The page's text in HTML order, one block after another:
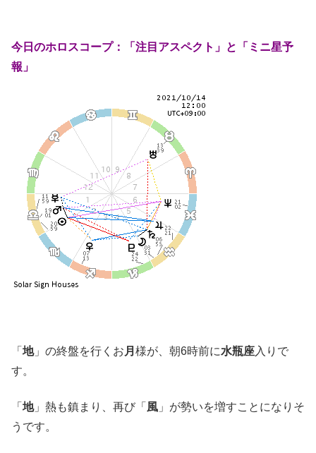
今日のホロスコープ：「注目アスペクト」と「ミニ星予
報」
「 地」の終盤を行くお 月 様が、朝6時前に水瓶座入りで
す。
「 地」熱も鎮まり、再び「 風 」が勢いを増すことになりそ
うです。